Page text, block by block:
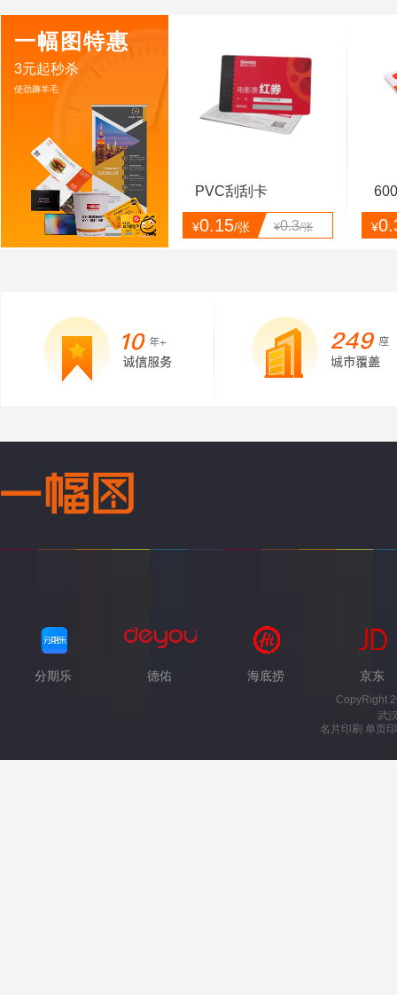
一幅图特惠
3元起秒杀
使劲薅羊毛
PVC刮刮卡
¥0.15/张 ¥0.3/张 ¥
分期乐 德佑 海底捞 京东
CopyRight
武
名片印刷 单页